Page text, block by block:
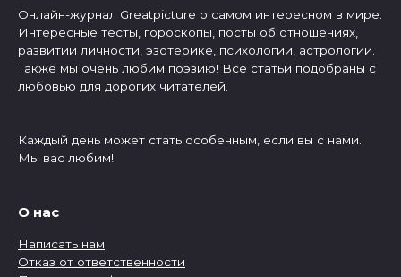
Онлайн-журнал Greatpicture о самом интересном в мире.
Интересные тесты, гороскопы, посты об отношениях,
развитии личности, эзотерике, психологии, астрологии.
Также мы очень любим поэзию! Все статьи подобраны с
любовью для дорогих читателей.
Каждый день может стать особенным, если вы с нами.
Мы вас любим!
О нас
Написать нам
Отказ от ответственности